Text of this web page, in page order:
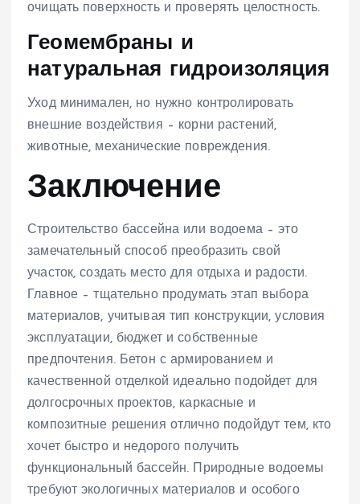
очищать поверхность и проверять целостность.
Геомембраны и
натуральная гидроизоляция
Уход минимален, но нужно контролировать
внешние воздействия – корни растений,
животные, механические повреждения.
Заключение
Строительство бассейна или водоема – это
замечательный способ преобразить свой
участок, создать место для отдыха и радости.
Главное – тщательно продумать этап выбора
материалов, учитывая тип конструкции, условия
эксплуатации, бюджет и собственные
предпочтения. Бетон с армированием и
качественной отделкой идеально подойдет для
долгосрочных проектов, каркасные и
композитные решения отлично подойдут тем, кто
хочет быстро и недорого получить
функциональный бассейн. Природные водоемы
требуют экологичных материалов и особого